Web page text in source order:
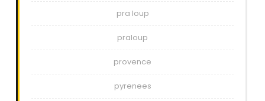
pra loup
praloup
provence
pyrenees